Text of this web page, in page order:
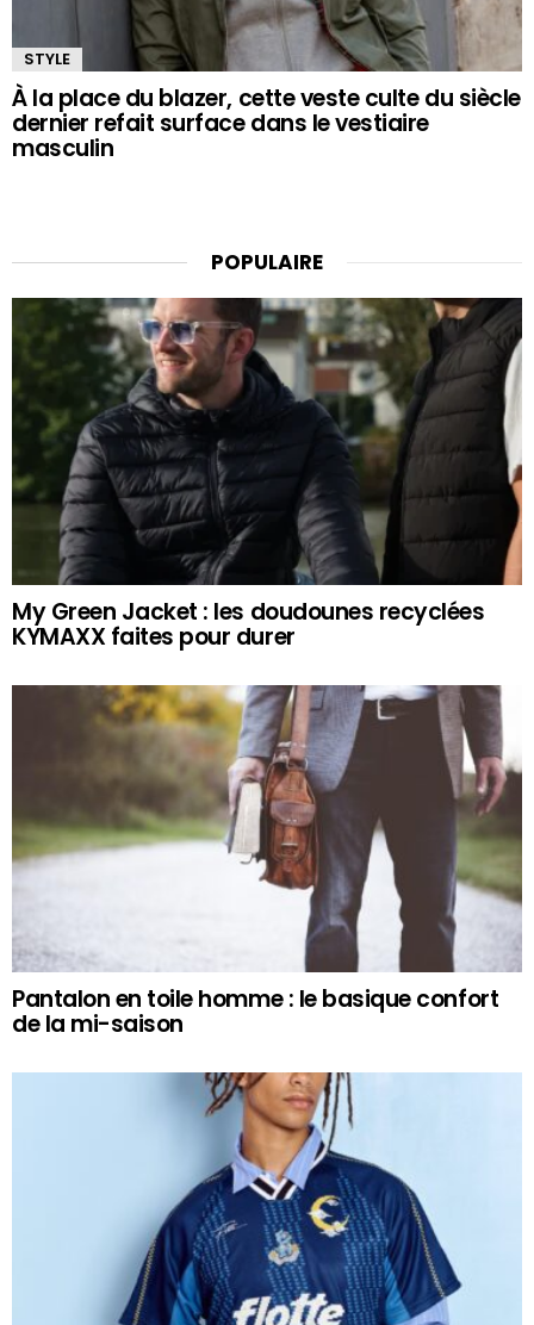
STYLE
À la place du blazer, cette veste culte du siècle
dernier refait surface dans le vestiaire
masculin
POPULAIRE
My Green Jacket : les doudounes recyclées
KYMAXX faites pour durer
Pantalon en toile homme : le basique confort
de la mi-saison